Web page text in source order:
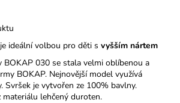
ideální volbou pro děti s vyšším nártem
BOKAP 030 se stala velmi oblíbenou a
BOKAP. Nejnovější model využívá
Svršek je vytvořen ze 100% bavlny.
materiálu lehčený duroten.